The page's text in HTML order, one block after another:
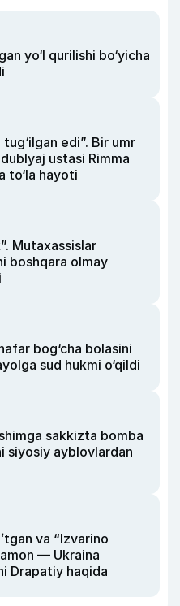
yo‘l qurilishi bo‘yicha
edi”. Bir umr
ustasi Rimma
to‘la hayoti
Mutaxassislar
boshqara olmay
bog‘cha bolasini
sud hukmi o‘qildi
sakkizta bomba
siyosiy ayblovlardan
va “Izvarino
— Ukraina
Drapatiy haqida